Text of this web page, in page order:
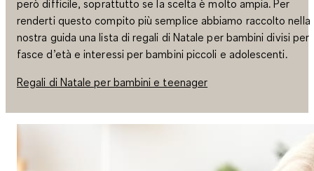
però difficile, soprattutto se la scelta è molto ampia. Per
renderti questo compito più semplice abbiamo raccolto nella
nostra guida una lista di regali di Natale per bambini divisi per
fasce d’età e interessi per bambini piccoli e adolescenti.
Regali di Natale per bambini e teenager